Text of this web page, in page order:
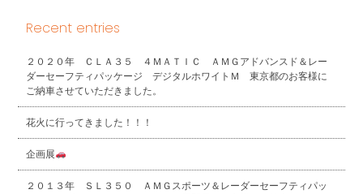
Recent entries
２０２０年 ＣＬＡ３５ ４ＭＡＴＩＣ ＡＭＧアドバンスド＆レー
ダーセーフティパッケージ デジタルホワイトＭ 東京都のお客様に
ご納車させていただきました。
花火に行ってきました！！！
企画展
２０１３年 ＳＬ３５０ ＡＭＧスポーツ＆レーダーセーフティパッ